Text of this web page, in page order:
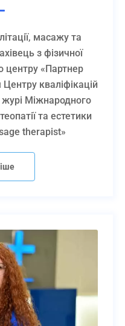
фізіотерапії
патологіях
ССС, БЛС та
іншими методами
години очного
експертів та теоретичним
випускника в Телеграм-
масажу та
з фізичної
центру «Партнер
кваліфікацій
Міжнародного
та естетики
therapist»